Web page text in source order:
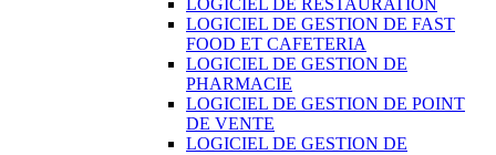
LOGICIEL DE RESTAURATION
LOGICIEL DE GESTION DE FAST
FOOD ET CAFETERIA
LOGICIEL DE GESTION DE
PHARMACIE
LOGICIEL DE GESTION DE POINT
DE VENTE
LOGICIEL DE GESTION DE